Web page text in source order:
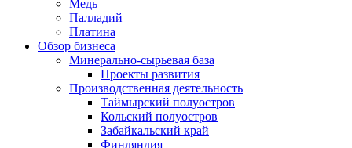
Медь
Палладий
Платина
Обзор бизнеса
Минерально-сырьевая база
Проекты развития
Производственная деятельность
Таймырский полуостров
Кольский полуостров
Забайкальский край
Финляндия